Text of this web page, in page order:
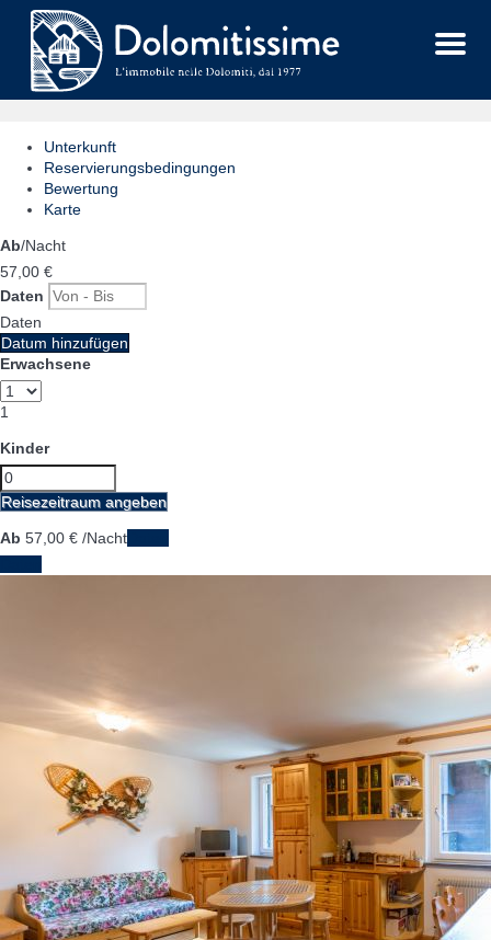
Menu
Unterkunft
Reservierungsbedingungen
Bewertung
Karte
Ab/Nacht
57, 00 €
Daten
Daten
Datum hinzufügen
Erwachsene
1
Kinder
Reisezeitraum angeben
Ab 57, 00 € /Nacht